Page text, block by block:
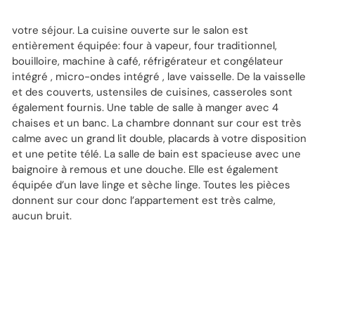
votre séjour. La cuisine ouverte sur le salon est
entièrement équipée: four à vapeur, four traditionnel,
bouilloire, machine à café, réfrigérateur et congélateur
intégré , micro-ondes intégré , lave vaisselle. De la vaisselle
et des couverts, ustensiles de cuisines, casseroles sont
également fournis. Une table de salle à manger avec 4
chaises et un banc. La chambre donnant sur cour est très
calme avec un grand lit double, placards à votre disposition
et une petite télé. La salle de bain est spacieuse avec une
baignoire à remous et une douche. Elle est également
aucun bruit.